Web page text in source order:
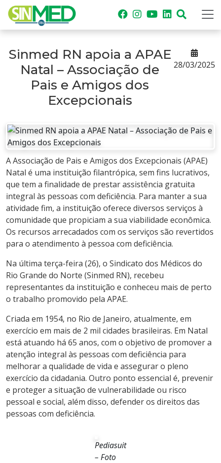
Sinmed RN apoia a APAE
Natal – Associação de
Pais e Amigos dos
Excepcionais
28/03/2025
A Associação de Pais e Amigos dos Excepcionais (APAE)
Natal é uma instituição filantrópica, sem fins lucrativos,
que tem a finalidade de prestar assistência gratuita
integral às pessoas com deficiência. Para manter a sua
atividade fim, a instituição oferece diversos serviços à
comunidade que propiciam a sua viabilidade econômica.
Os recursos arrecadados com os serviços são revertidos
para o atendimento à pessoa com deficiência.
Na última terça-feira (26), o Sindicato dos Médicos do
Rio Grande do Norte (Sinmed RN), recebeu
representantes da instituição e conheceu mais de perto
o trabalho promovido pela APAE.
Criada em 1954, no Rio de Janeiro, atualmente, em
exercício em mais de 2 mil cidades brasileiras. Em Natal
está atuando há 65 anos, com o objetivo de promover a
atenção integral às pessoas com deficiência para
melhorar a qualidade de vida e assegurar o pleno
exercício da cidadania. Outro ponto essencial é, prevenir
e proteger a situação de vulnerabilidade ou risco
pessoal e social, além disso, defender os direitos das
pessoas com deficiência.
Pediasuit
– Foto